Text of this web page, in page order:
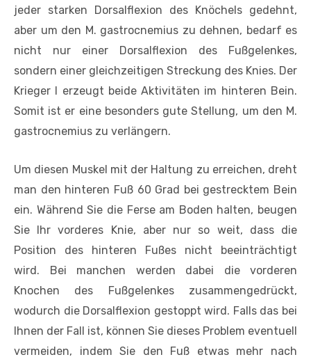
jeder starken Dorsalflexion des Knöchels gedehnt,
aber um den M. gastrocnemius zu dehnen, bedarf es
nicht nur einer Dorsalflexion des Fußgelenkes,
sondern einer gleichzeitigen Streckung des Knies. Der
Krieger I erzeugt beide Aktivitäten im hinteren Bein.
Somit ist er eine besonders gute Stellung, um den M.
gastrocnemius zu verlängern.
Um diesen Muskel mit der Haltung zu erreichen, dreht
man den hinteren Fuß 60 Grad bei gestrecktem Bein
ein. Während Sie die Ferse am Boden halten, beugen
Sie Ihr vorderes Knie, aber nur so weit, dass die
Position des hinteren Fußes nicht beeinträchtigt
wird. Bei manchen werden dabei die vorderen
Knochen des Fußgelenkes zusammengedrückt,
wodurch die Dorsalflexion gestoppt wird. Falls das bei
Ihnen der Fall ist, können Sie dieses Problem eventuell
vermeiden, indem Sie den Fuß etwas mehr nach